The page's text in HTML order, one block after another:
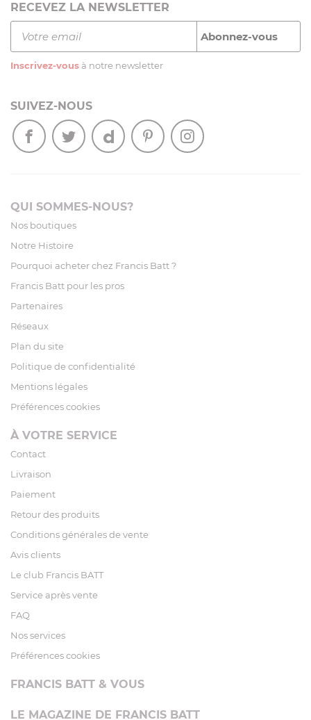
RECEVEZ LA NEWSLETTER
Inscrivez-vous à notre newsletter
SUIVEZ-NOUS
QUI SOMMES-NOUS?
Nos boutiques
Notre Histoire
Pourquoi acheter chez Francis Batt ?
Francis Batt pour les pros
Partenaires
Réseaux
Plan du site
Politique de confidentialité
Mentions légales
Préférences cookies
À VOTRE SERVICE
Contact
Livraison
Paiement
Retour des produits
Conditions générales de vente
Avis clients
Le club Francis BATT
Service après vente
FAQ
Nos services
Préférences cookies
FRANCIS BATT & VOUS
LE MAGAZINE DE FRANCIS BATT